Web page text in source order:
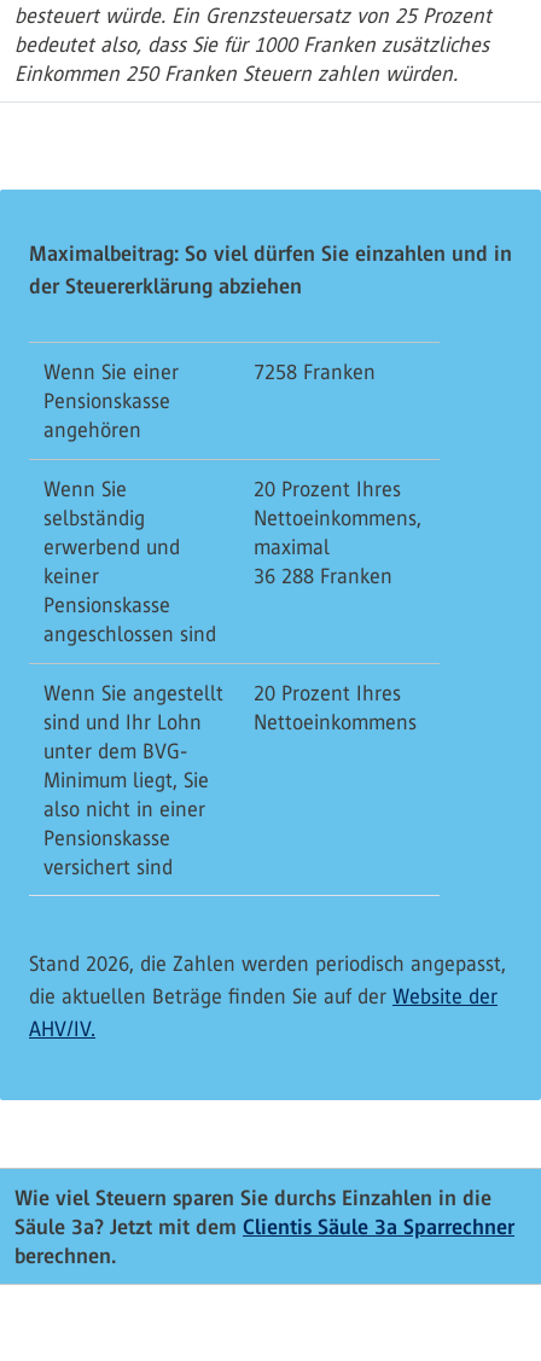
besteuert würde. Ein Grenzsteuersatz von 25 Prozent
bedeutet also, dass Sie für 1000 Franken zusätzliches
Einkommen 250 Franken Steuern zahlen würden.
Maximalbeitrag: So viel dürfen Sie einzahlen und in
der Steuererklärung abziehen
Wenn Sie einer
Pensionskasse
angehören
7258 Franken
Wenn Sie
selbständig
erwerbend und
keiner
Pensionskasse
angeschlossen sind
20 Prozent Ihres
Nettoeinkommens,
maximal
36 288 Franken
Wenn Sie angestellt
sind und Ihr Lohn
unter dem BVG-
Minimum liegt, Sie
also nicht in einer
Pensionskasse
versichert sind
20 Prozent Ihres
Nettoeinkommens
Stand 2026, die Zahlen werden periodisch angepasst,
die aktuellen Beträge finden Sie auf der Website der
AHV/IV.
Wie viel Steuern sparen Sie durchs Einzahlen in die
Säule 3a? Jetzt mit dem Clientis Säule 3a Sparrechner
berechnen.